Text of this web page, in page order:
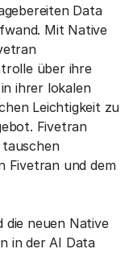
Data
Mit Native
über ihre
ihrer lokalen
Leichtigkeit zu
Fivetran
Fivetran und dem
die neuen Native
in der AI Data